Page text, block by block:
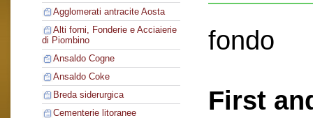
Agglomerati antracite Aosta
Alti forni, Fonderie e Acciaierie
di Piombino
Ansaldo Cogne
Ansaldo Coke
Breda siderurgica
Cementerie litoranee
fondo
First